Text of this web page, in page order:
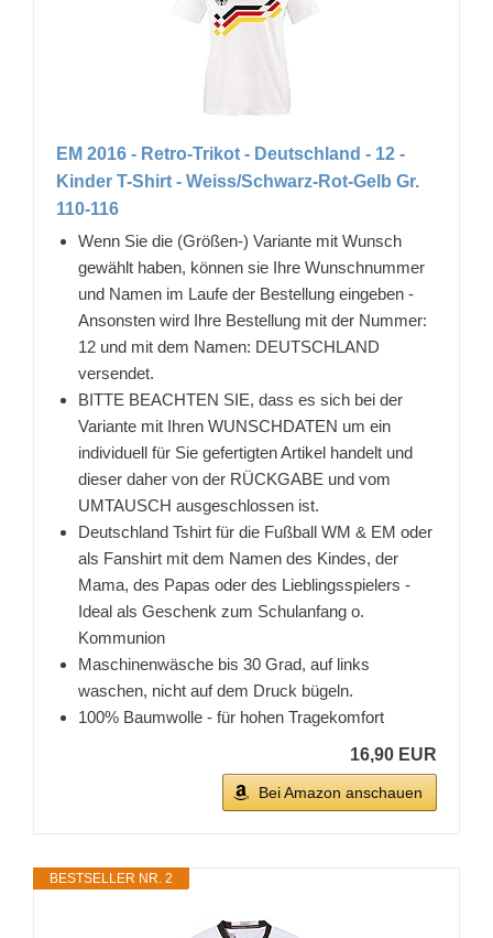
EM 2016 - Retro-Trikot - Deutschland - 12 -
Kinder T-Shirt - Weiss/Schwarz-Rot-Gelb Gr.
110-116
Wenn Sie die (Größen-) Variante mit Wunsch
gewählt haben, können sie Ihre Wunschnummer
und Namen im Laufe der Bestellung eingeben -
Ansonsten wird Ihre Bestellung mit der Nummer:
12 und mit dem Namen: DEUTSCHLAND
versendet.
BITTE BEACHTEN SIE, dass es sich bei der
Variante mit Ihren WUNSCHDATEN um ein
individuell für Sie gefertigten Artikel handelt und
dieser daher von der RÜCKGABE und vom
UMTAUSCH ausgeschlossen ist.
Deutschland Tshirt für die Fußball WM & EM oder
als Fanshirt mit dem Namen des Kindes, der
Mama, des Papas oder des Lieblingsspielers -
Ideal als Geschenk zum Schulanfang o.
Kommunion
Maschinenwäsche bis 30 Grad, auf links
waschen, nicht auf dem Druck bügeln.
100% Baumwolle - für hohen Tragekomfort
16,90 EUR
Bei Amazon anschauen
BESTSELLER NR. 2